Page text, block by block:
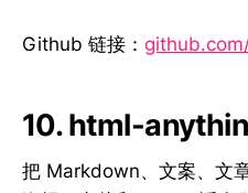
Github 链接：
10. html-
把 Markdown、文案、文